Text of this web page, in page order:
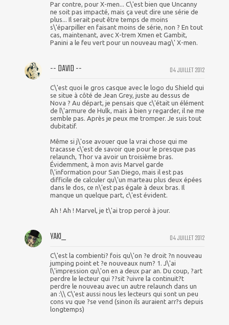
Par contre, pour X-men... C\'est bien que Uncanny
ne soit pas impacté, mais ça veut dire une série de
plus... Il serait peut être temps de moins
s\'éparpiller en faisant moins de série, non ? En tout
cas, maintenant, avec X-trem Xmen et Gambit,
Panini a le feu vert pour un nouveau mag\' X-men.
04 JUILLET 2012
-- DAVID --
C\'est quoi le gros casque avec le logo du Shield qui
se situe à côté de Jean Grey, juste au dessus de
Nova ? Au départ, je pensais que c\'était un élément
de l\'armure de Hulk, mais à bien y regarder, il ne me
semble pas. Après je peux me tromper. Je suis tout
dubitatif.
Même si j\'ose avouer que la vrai chose qui me
tracasse c\'est de savoir que pour le presque pas
relaunch, Thor va avoir un troisième bras.
Évidemment, à mon avis Marvel garde
l\'information pour San Diego, mais il est pas
difficile de calculer qu\'un marteau plus deux épées
dans le dos, ce n\'est pas égale à deux bras. Il
manque un quelque part, c\'est évident.
Ah ! Ah ! Marvel, je t\'ai trop percé à jour.
04 JUILLET 2012
YAKI_
C\'est la combienti? fois qu\'on ?e droit ?n nouveau
jumping point et ?e nouveaux num? 1. J\'ai
l\'impression qu\'on en a deux par an. Du coup, ?art
perdre le lecteur qui ??sit ?uivre la continuit?t
perdre le nouveau avec un autre relaunch dans un
an :\\ C\'est aussi nous les lecteurs qui sont un peu
cons vu que ?se vend (sinon ils auraient arr?s depuis
longtemps)